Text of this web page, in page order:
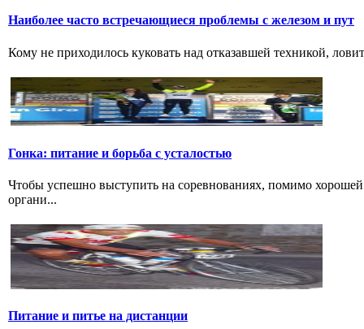
Наиболее часто встречающиеся проблемы с железом и пут
Кому не приходилось куковать над отказавшей техникой,
Гонка: питание и борьба с усталостью
Чтобы успешно выступить на соревнованиях, помимо
органи...
Питание и питье на дистанции